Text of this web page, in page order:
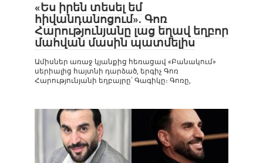
«Ես իրեն տեսել եմ
հիվանդանոցում». Գոռ
Հարությունյանը լաց եղավ եղբոր
մահվան մասին պատմելիս
Ամիսներ առաջ կյանքից հեռացավ «Բանակում»
սերիալից հայտնի դարձած, երգիչ Գոռ
Հարությունյանի եղբայրը՝ Գագիկը։ Գոռը,